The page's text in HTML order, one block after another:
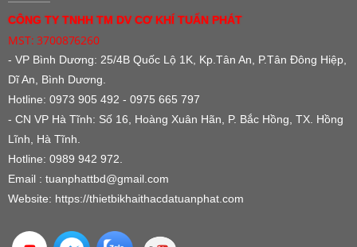
CÔNG TY TNHH TM DV CƠ KHÍ TUẤN PHÁT
MST: 3700876260
- VP Bình Dương: 25/4B Quốc Lộ 1K, Kp.Tân An, P.Tân Đông Hiệp,
Dĩ An, Bình Dương.
Hotline: 0973 905 492 - 0975 665 797
- CN VP Hà Tĩnh: Số 16, Hoàng Xuân Hãn, P. Bắc Hồng, TX. Hồng
Lĩnh, Hà Tĩnh.
Hotline: 0989 942 972.
Email : tuanphattbd@gmail.com
Website: https://thietbikhaithacdatuanphat.com